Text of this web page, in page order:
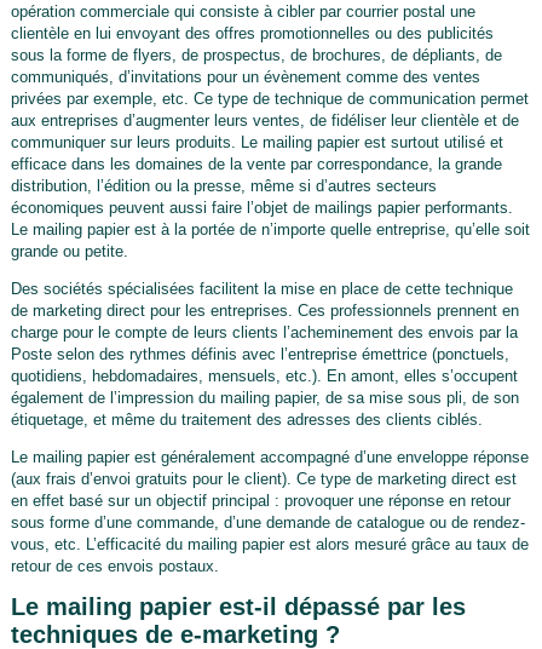
opération commerciale qui consiste à cibler par courrier postal une
clientèle en lui envoyant des offres promotionnelles ou des publicités
sous la forme de flyers, de prospectus, de brochures, de dépliants, de
communiqués, d’invitations pour un évènement comme des ventes
privées par exemple, etc. Ce type de technique de communication permet
aux entreprises d’augmenter leurs ventes, de fidéliser leur clientèle et de
communiquer sur leurs produits. Le mailing papier est surtout utilisé et
efficace dans les domaines de la vente par correspondance, la grande
distribution, l’édition ou la presse, même si d’autres secteurs
économiques peuvent aussi faire l’objet de mailings papier performants.
Le mailing papier est à la portée de n’importe quelle entreprise, qu’elle soit
grande ou petite.
Des sociétés spécialisées facilitent la mise en place de cette technique
de marketing direct pour les entreprises. Ces professionnels prennent en
charge pour le compte de leurs clients l’acheminement des envois par la
Poste selon des rythmes définis avec l’entreprise émettrice (ponctuels,
quotidiens, hebdomadaires, mensuels, etc.). En amont, elles s’occupent
également de l’impression du mailing papier, de sa mise sous pli, de son
étiquetage, et même du traitement des adresses des clients ciblés.
Le mailing papier est généralement accompagné d’une enveloppe réponse
(aux frais d’envoi gratuits pour le client). Ce type de marketing direct est
en effet basé sur un objectif principal : provoquer une réponse en retour
sous forme d’une commande, d’une demande de catalogue ou de rendez-
vous, etc. L’efficacité du mailing papier est alors mesuré grâce au taux de
retour de ces envois postaux.
Le mailing papier est-il dépassé par les
techniques de e-marketing ?